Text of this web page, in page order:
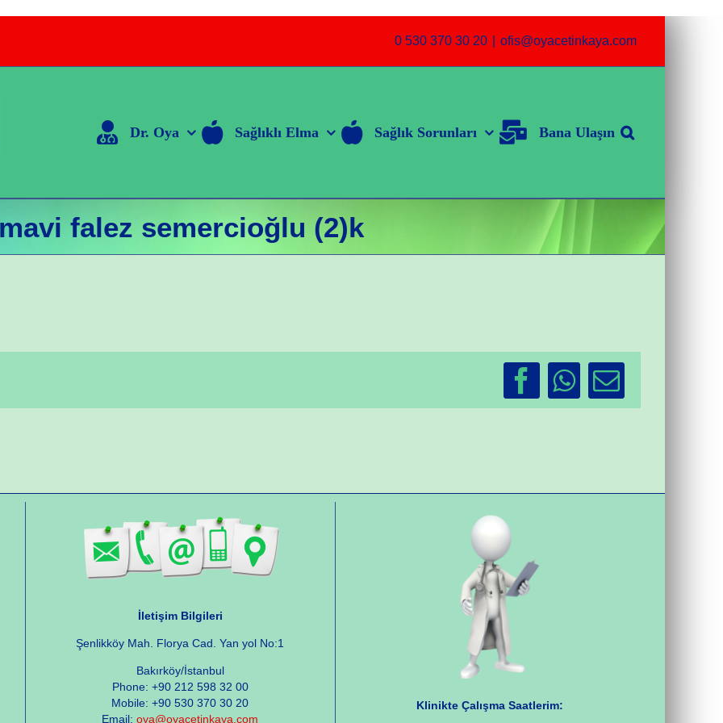
0 530 370 30 20 ofis@oyacetinkaya.com
Dr. Oya Sağlıklı Elma Sağlık Sorunları Bana Ulaşın
mavi falez semercioğlu (2)k
Facebook
WhatsApp
Email
İletişim Bilgileri
Şenlikköy Mah. Florya Cad. Yan yol No:1
Bakırköy/İstanbul
Phone: +90 212 598 32 00
Mobile: +90 530 370 30 20
Email:oya@oyacetinkaya.com
Klinikte Çalışma Saatlerim: